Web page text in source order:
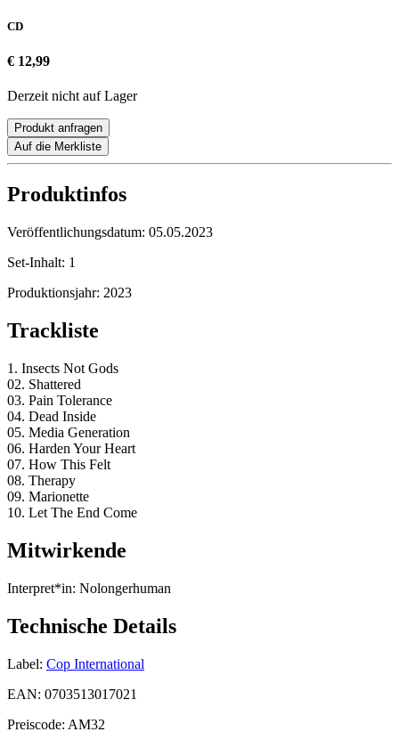
CD
€ 12,99
Derzeit nicht auf Lager
Produkt anfragen
Auf die Merkliste
Produktinfos
Veröffentlichungsdatum: 05.05.2023
Set-Inhalt: 1
Produktionsjahr: 2023
Trackliste
1. Insects Not Gods
02. Shattered
03. Pain Tolerance
04. Dead Inside
05. Media Generation
06. Harden Your Heart
07. How This Felt
08. Therapy
09. Marionette
10. Let The End Come
Mitwirkende
Interpret*in: Nolongerhuman
Technische Details
Label: Cop International
EAN: 0703513017021
Preiscode: AM32